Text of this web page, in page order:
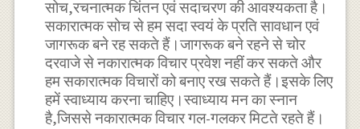
सोच,रचनात्मक चिंतन एवं सदाचरण की आवश्यकता है।
सकारात्मक सोच से हम सदा स्वयं के प्रति सावधान एवं
जागरूक बने रह सकते हैं।जागरूक बने रहने से चोर
दरवाजे से नकारात्मक विचार प्रवेश नहीं कर सकते और
हम सकारात्मक विचारों को बनाए रख सकते हैं।इसके लिए
हमें स्वाध्याय करना चाहिए।स्वाध्याय मन का स्नान
है,जिससे नकारात्मक विचार गल-गलकर मिटते रहते हैं।